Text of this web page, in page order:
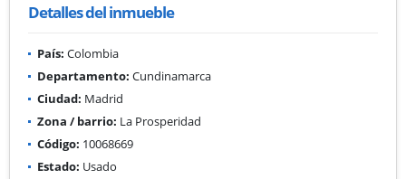
Detalles del inmueble
País: Colombia
Departamento: Cundinamarca
Ciudad: Madrid
Zona / barrio: La Prosperidad
Código: 10068669
Estado: Usado